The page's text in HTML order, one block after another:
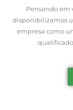
Pensando em
disponibilizamos
empresa como